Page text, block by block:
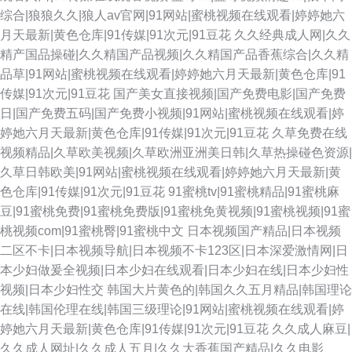
综合|狼狼久久|狼人av官网|91网站|蜜桃视频在线观看|婷婷她六
月天最新|黄色仓库|91传媒|91次元|91豆花 久久经典成人网|久久
精产国品操碰|久久精国产品视频|久久精国产品香蕉综合|久久精
品草|91网站|蜜桃视频在线观看|婷婷她六月天最新|黄色仓库|91
传媒|91次元|91豆花 国产美女直接视频|国产免费电影|国产免费
日|国产免费五码|国产免费小视频|91网站|蜜桃视频在线观看|婷
婷她六月天最新|黄色仓库|91传媒|91次元|91豆花 久草免费在线
视频精品|久草欧美视频|久草欧洲亚洲美日韩|久草热操碰色资源|
久草日韩欧美|91网站|蜜桃视频在线观看|婷婷她六月天最新|黄
色仓库|91传媒|91次元|91豆花 91蜜桃tv|91蜜桃精品|91蜜桃麻
豆|91蜜桃免费|91蜜桃免费版|91蜜桃免黄视频|91蜜桃视频|91蜜
桃视频com|91蜜桃臀|91蜜桃中文 日本视频国产精品|日本视频
二区不卡|日本视频导航|日本视频不卡123区|日本深爱激情网|日
本少妇做爰全视频|日本少妇在线观看|日本少妇在线|日本少妇性
视频|日本少妇性交 韩国大片黄色的|韩国久久五月精品|韩国理论
在线|韩国伦理在线|韩国三级理论|91网站|蜜桃视频在线观看|婷
婷她六月天最新|黄色仓库|91传媒|91次元|91豆花 久久成人麻豆|
久久成人网址|久久成人五月|久久大香蕉国产精品|久久电影